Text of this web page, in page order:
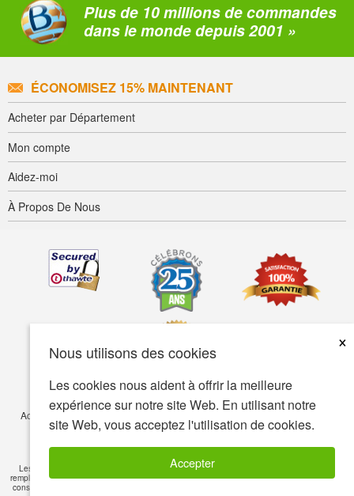
Nous utilisons des cookies
×
Les cookies nous aident à offrir la meilleure
expérience sur notre site Web. En utilisant notre
site Web, vous acceptez l'utilisation de cookies.
Accepter
Plus de 10 millions de commandes
dans le monde depuis 2001 »
ÉCONOMISEZ 15% MAINTENANT
Acheter par Département
Mon compte
Aidez-moi
À Propos De Nous
Accessibilité
© Copyright 2001-2026 BIOVEA. Tous droits réservés.
Les informations sur ce site sont fournies à titre informatif seulement et ne visent pas à
remplacer les conseils de votre médecin ou de tout autre professionnel de la santé. Veuillez
consulter un professionnel de la santé si vous avez des questions de nature médicale